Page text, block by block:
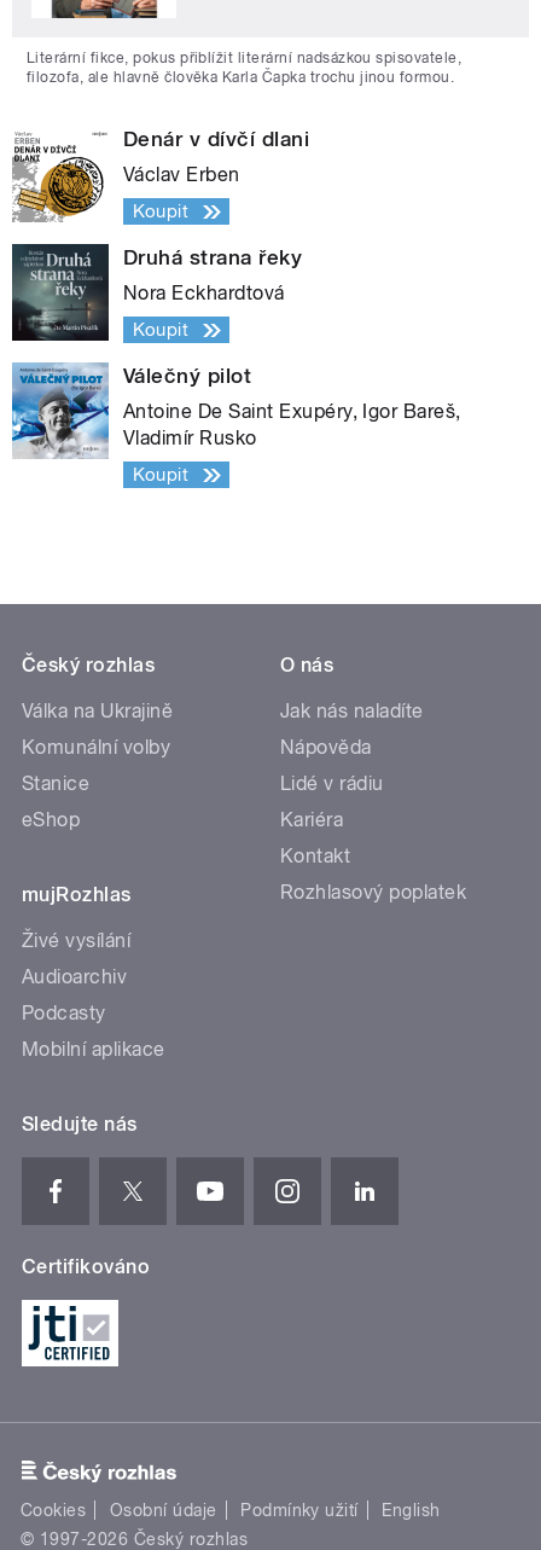
Literární fikce, pokus přiblížit literární nadsázkou spisovatele,
filozofa, ale hlavně člověka Karla Čapka trochu jinou formou.
Denár v dívčí dlani
Václav Erben
Koupit
Druhá strana řeky
Nora Eckhardtová
Koupit
Válečný pilot
Antoine De Saint Exupéry, Igor Bareš,
Vladimír Rusko
Koupit
Český rozhlas
Válka na Ukrajině
Komunální volby
Stanice
eShop
mujRozhlas
Živé vysílání
Audioarchiv
Podcasty
Mobilní aplikace
O nás
Jak nás naladíte
Nápověda
Lidé v rádiu
Kariéra
Kontakt
Rozhlasový poplatek
Sledujte nás
Certifikováno
Cookies Osobní údaje Podmínky užití
English
© 1997-2026 Český rozhlas